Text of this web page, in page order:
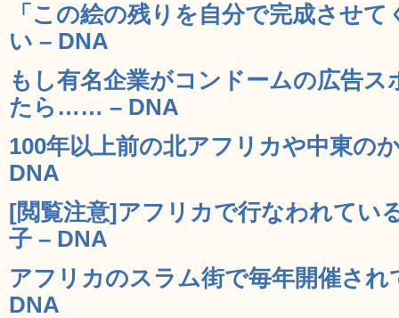
「この絵の残りを自分で完成させ
い – DNA
もし有名企業がコンドームの広告
たら…… – DNA
100年以上前の北アフリカや中東の
DNA
[閲覧注意]アフリカで行なわれてい
子 – DNA
アフリカのスラム街で毎年開催さ
DNA